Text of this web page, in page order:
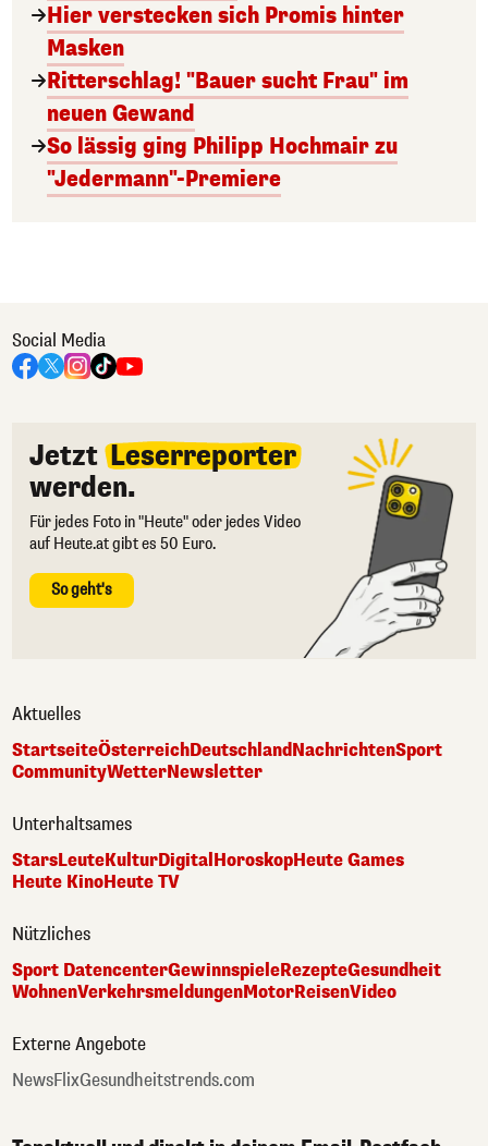
Hier verstecken sich Promis hinter
Masken
Ritterschlag! "Bauer sucht Frau" im
neuen Gewand
So lässig ging Philipp Hochmair zu
"Jedermann"-Premiere
Social Media
Jetzt Leserreporter
werden.
Für jedes Foto in "Heute" oder jedes Video
auf Heute.at gibt es 50 Euro.
So geht's
Aktuelles
StartseiteÖsterreichDeutschlandNachrichtenSport
CommunityWetterNewsletter
Unterhaltsames
StarsLeuteKulturDigital HoroskopHeute Games
Heute KinoHeute TV
Nützliches
Sport DatencenterGewinnspieleRezepteGesundheit
WohnenVerkehrsmeldungenMotorReisenVideo
Externe Angebote
NewsFlixGesundheitstrends.com